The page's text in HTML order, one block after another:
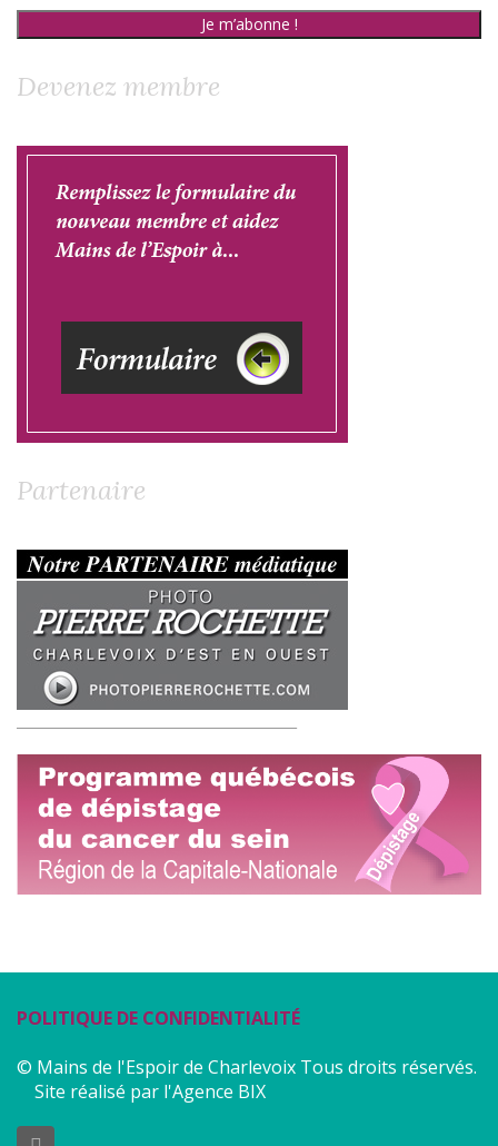
Devenez membre
Partenaire
POLITIQUE DE CONFIDENTIALITÉ
© Mains de l'Espoir de Charlevoix Tous droits réservés.
Site réalisé par l'Agence BIX